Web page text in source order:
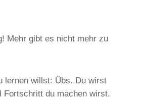
Mehr gibt es nicht mehr zu
lernen willst: Übs. Du wirst
Fortschritt du machen wirst.